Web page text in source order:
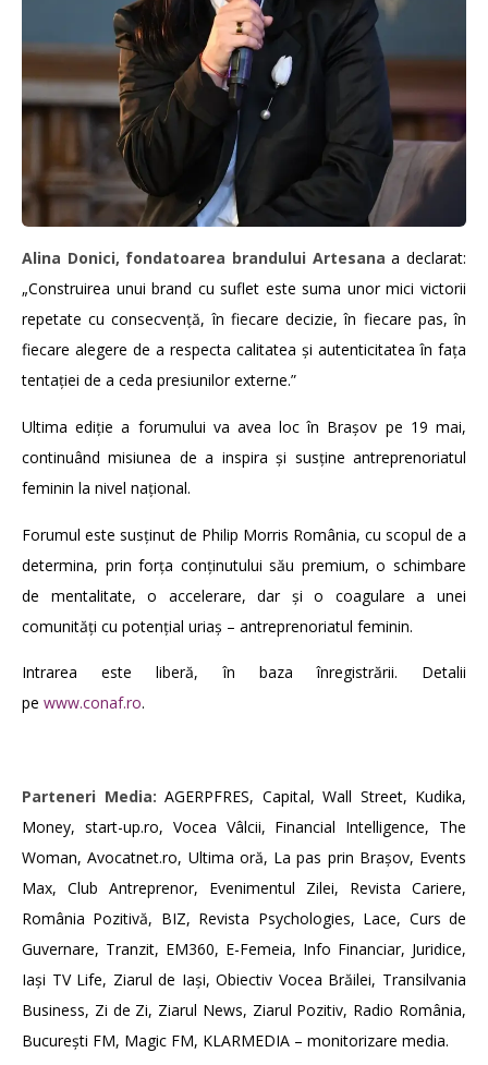
Alina Donici, fondatoarea brandului Artesanaa declarat:
„Construirea unui brand cu suflet este suma unor mici victorii
repetate cu consecvență, în fiecare decizie, în fiecare pas, în
fiecare alegere de a respecta calitatea și autenticitatea în fața
tentației de a ceda presiunilor externe.”
Ultima ediție a forumului va avea loc în Brașov pe 19 mai,
continuând misiunea de a inspira și susține antreprenoriatul
feminin la nivel național.
Forumul este susținut de Philip Morris România, cu scopul de a
determina, prin forța conținutului său premium, o schimbare
de mentalitate, o accelerare, dar și o coagulare a unei
comunități cu potențial uriaș – antreprenoriatul feminin.
Intrarea este liberă, în baza înregistrării. Detalii
pe www.conaf.ro.
Parteneri Media: AGERPFRES, Capital, Wall Street, Kudika,
Money, start-up.ro, Vocea Vâlcii, Financial Intelligence, The
Woman, Avocatnet.ro, Ultima oră, La pas prin Brașov, Events
Max, Club Antreprenor, Evenimentul Zilei, Revista Cariere,
România Pozitivă, BIZ, Revista Psychologies, Lace, Curs de
Guvernare, Tranzit, EM360, E-Femeia, Info Financiar, Juridice,
Iași TV Life, Ziarul de Iași, Obiectiv Vocea Brăilei, Transilvania
Business, Zi de Zi, Ziarul News, Ziarul Pozitiv, Radio România,
București FM, Magic FM, KLARMEDIA – monitorizare media.